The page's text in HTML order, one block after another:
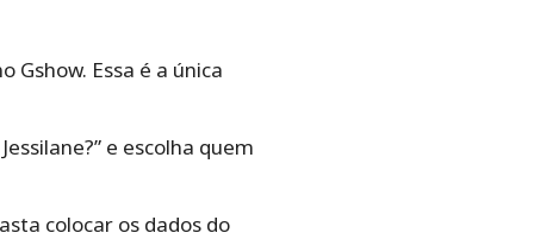
Gshow. Essa é a única
e escolha quem
colocar os dados do